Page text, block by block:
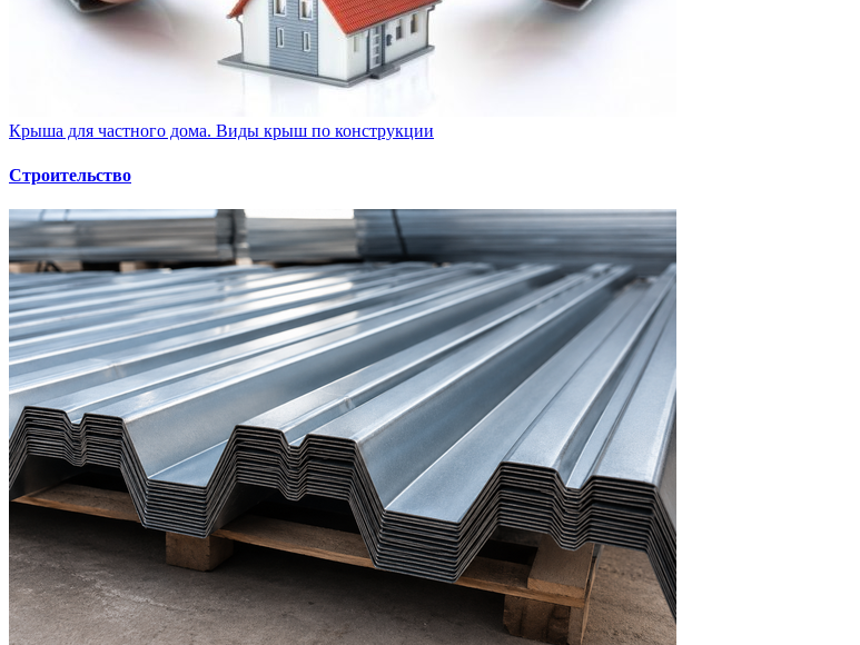
Крыша для частного дома. Виды крыш по конструкции
Строительство